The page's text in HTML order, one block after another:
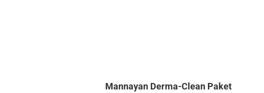
Mannayan Derma-Clean Paket